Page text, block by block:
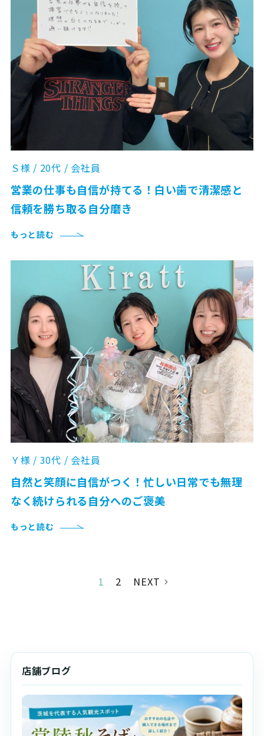
Ｓ様 / 20代 / 会社員
営業の仕事も自信が持てる！白い歯で清潔感と
信頼を勝ち取る自分磨き
もっと読む
Ｙ様 / 30代 / 会社員
自然と笑顔に自信がつく！忙しい日常でも無理
なく続けられる自分へのご褒美
もっと読む
1 2 NEXT
店舗ブログ